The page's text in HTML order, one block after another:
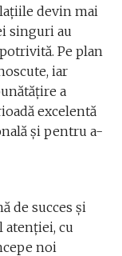
devin mai
singuri au
Pe plan
iar
a
excelentă
și pentru a-
de succes și
atenției, cu
noi